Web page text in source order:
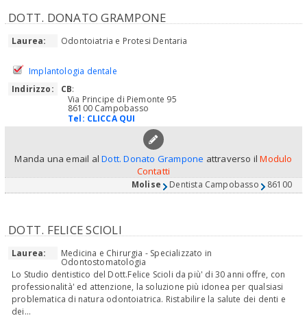
DOTT. DONATO GRAMPONE
Laurea: Odontoiatria e Protesi Dentaria
Implantologia dentale
Indirizzo:
CB:
Via Principe di Piemonte 95
86100 Campobasso
Tel: CLICCA QUI
Manda una email alDott. Donato Grampone attraverso ilModulo
Contatti
Molise Dentista Campobasso 86100
DOTT. FELICE SCIOLI
Laurea: Medicina e Chirurgia - Specializzato in
Odontostomatologia
Lo Studio dentistico del Dott.Felice Scioli da più' di 30 anni offre, con
professionalità' ed attenzione, la soluzione più idonea per qualsiasi
problematica di natura odontoiatrica. Ristabilire la salute dei denti e
dei...